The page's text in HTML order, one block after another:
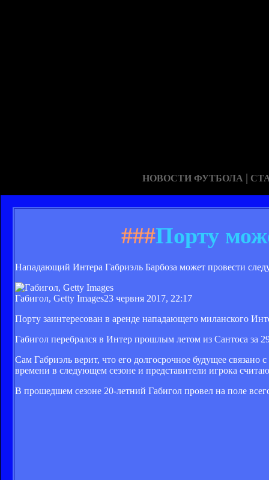
НОВОСТИ ФУТБОЛА |
###Порту
Нападающий Интера Габриэль Барбоза может провести
Габигол, Getty Images23 червня 2017, 22:17
Порту заинтересован в аренде нападающего миланского
Габигол перебрался в Интер прошлым летом из Сантоса за
Сам Габриэль верит, что его долгосрочное будущее
времени в следующем сезоне и представители игрока
В прошедшем сезоне 20-летний Габигол провел на поле